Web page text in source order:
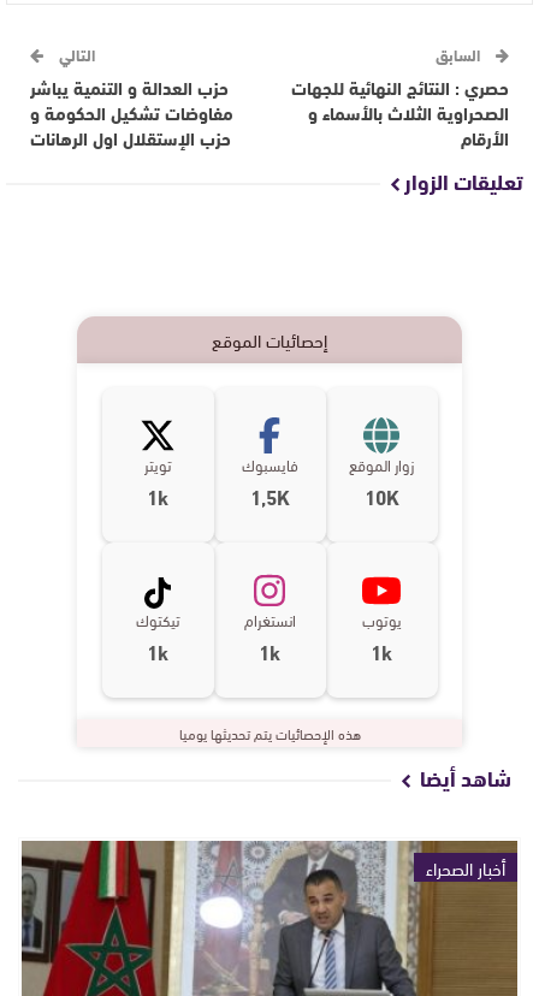
السابق
حصري : النتائج النهائية للجهات
الصحراوية الثلاث بالأسماء و
الأرقام
التالي
حزب العدالة و التنمية يباشر
مفاوضات تشكيل الحكومة و
حزب الإستقلال اول الرهانات
تعليقات الزوار
إحصائيات الموقع
زوار الموقع
10K
فايسبوك
1,5K
تويتر
1k
يوتوب
1k
انستغرام
1k
تيكتوك
1k
هذه الإحصائيات يتم تحديثها يوميا
شاهد أيضا
أخبار الصحراء